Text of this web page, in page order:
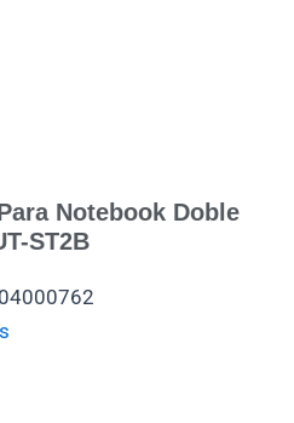
Notebook Doble
ST2B